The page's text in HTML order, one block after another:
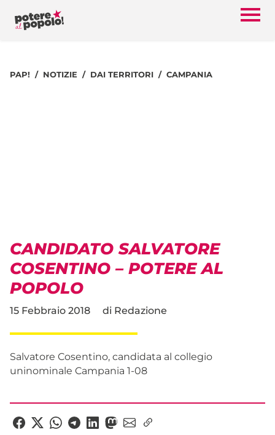
PAP! NOTIZIE DAI TERRITORI CAMPANIA
CANDIDATO SALVATORE
COSENTINO – POTERE AL
POPOLO
15 Febbraio 2018 di Redazione
Salvatore Cosentino, candidata al collegio
uninominale Campania 1-08